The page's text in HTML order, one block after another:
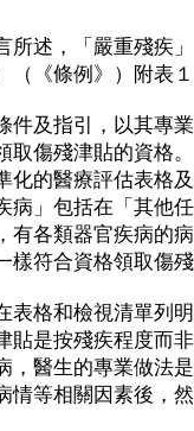
述，「嚴重殘疾」
（《條例》）附表
及指引，以其專業
取傷殘津貼的資格
化的醫療評估表格
病」包括在「其他
有各類器官疾病的
樣符合資格領取傷
格和檢視清單列明
貼是按殘疾程度而
，醫生的專業做法
情等相關因素後，